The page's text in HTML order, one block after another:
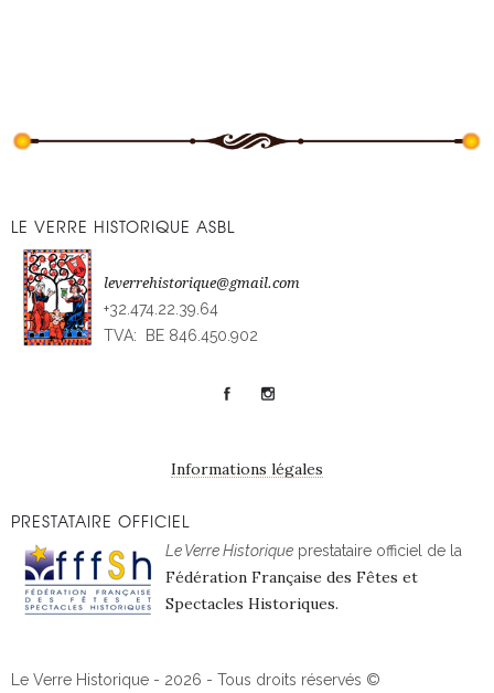
LE VERRE HISTORIQUE ASBL
leverrehistorique@gmail.com
+32.474.22.39.64
TVA: BE 846.450.902
Informations légales
PRESTATAIRE OFFICIEL
Le Verre Historique prestataire officiel de la
Fédération Française des Fêtes et
Spectacles Historiques.
Le Verre Historique - 2026 - Tous droits réservés ©